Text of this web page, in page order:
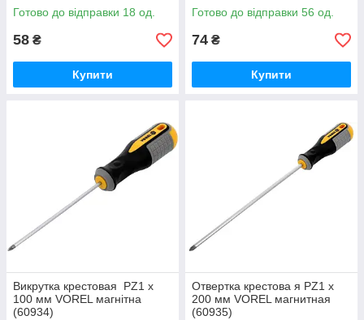
Готово до відправки 18 од.
58 ₴
Купити
Готово до відправки 56 од.
74 ₴
Купити
Викрутка крестовая PZ1 х
100 мм VOREL магнітна
(60934)
Отвертка крестова я PZ1 х
200 мм VOREL магнитная
(60935)